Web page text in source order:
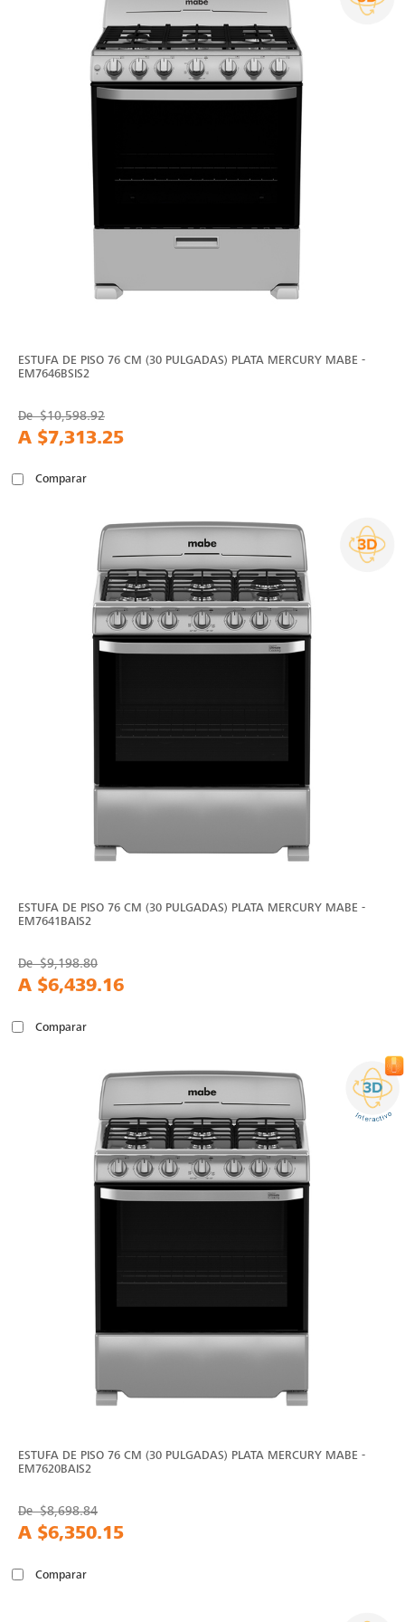
ESTUFA DE PISO 76 CM (30 PULGADAS) PLATA MERCURY MABE -
EM7646BSIS2
De$10,598.92
A $7,313.25
Comparar
ESTUFA DE PISO 76 CM (30 PULGADAS) PLATA MERCURY MABE -
EM7641BAIS2
De$9,198.80
A $6,439.16
Comparar
ESTUFA DE PISO 76 CM (30 PULGADAS) PLATA MERCURY MABE -
EM7620BAIS2
De$8,698.84
A $6,350.15
Comparar